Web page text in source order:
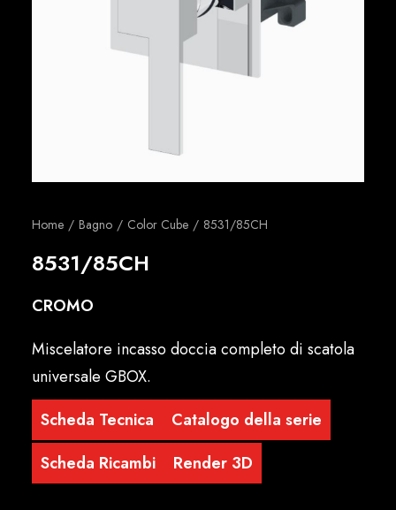
Dove acquistare
Home Bagno Color Cube 8531/85CH
8531/85CH
CROMO
Miscelatore incasso doccia completo di scatola
universale GBOX.
Scheda Tecnica
Catalogo della serie
Scheda Ricambi
Render 3D